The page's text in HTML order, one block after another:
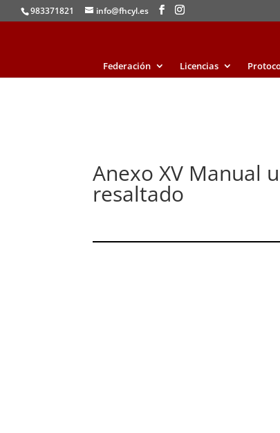
983371821 info@fhcyl.es
Federación Licencias
Anexo XV Manual
resaltado